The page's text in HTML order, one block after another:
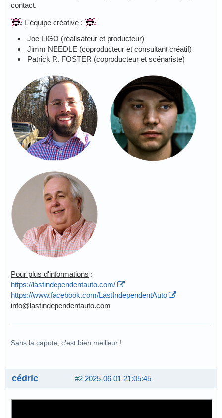
contact.
L'équipe créative :
Joe LIGO (réalisateur et producteur)
Jimm NEEDLE (coproducteur et consultant créatif)
Patrick R. FOSTER (coproducteur et scénariste)
Pour plus d'informations :
https://lastindependentauto.com/
https://www.facebook.com/LastIndependentAuto
info@lastindependentauto.com
Sans la capote, c'est bien meilleur !
#2 2025-06-01 21:05:45
cédric